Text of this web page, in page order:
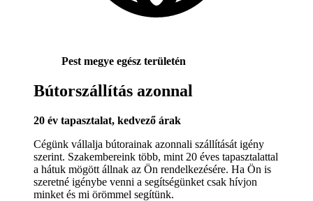
Pest megye egész területén
Bútorszállítás azonnal
20 év tapasztalat, kedvező árak
Cégünk vállalja bútorainak azonnali szállítását igény
szerint. Szakembereink több, mint 20 éves tapasztalattal
a hátuk mögött állnak az Ön rendelkezésére. Ha Ön is
szeretné igénybe venni a segítségünket csak hívjon
minket és mi örömmel segítünk.